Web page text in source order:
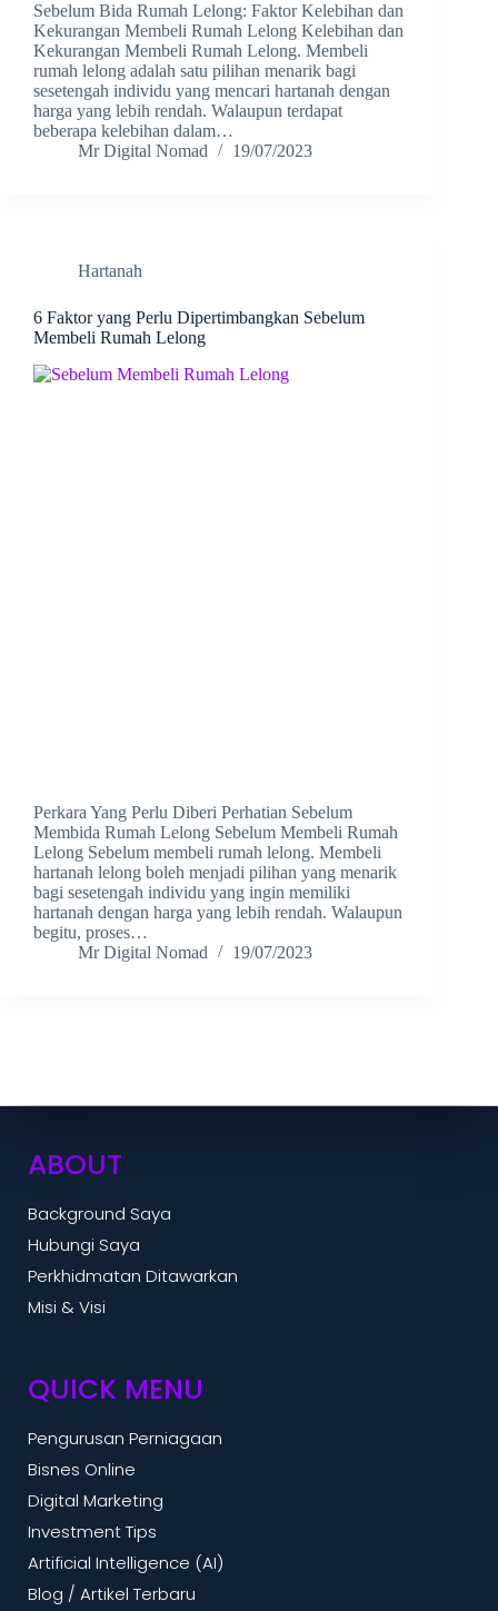
Sebelum Bida Rumah Lelong: Faktor Kelebihan dan
Kekurangan Membeli Rumah Lelong Kelebihan dan
Kekurangan Membeli Rumah Lelong. Membeli
rumah lelong adalah satu pilihan menarik bagi
sesetengah individu yang mencari hartanah dengan
harga yang lebih rendah. Walaupun terdapat
beberapa kelebihan dalam…
Mr Digital Nomad
19/07/2023
Hartanah
6 Faktor yang Perlu Dipertimbangkan Sebelum
Membeli Rumah Lelong
Perkara Yang Perlu Diberi Perhatian Sebelum
Membida Rumah Lelong Sebelum Membeli Rumah
Lelong Sebelum membeli rumah lelong. Membeli
hartanah lelong boleh menjadi pilihan yang menarik
bagi sesetengah individu yang ingin memiliki
hartanah dengan harga yang lebih rendah. Walaupun
begitu, proses…
Mr Digital Nomad
19/07/2023
ABOUT
Background Saya
Hubungi Saya
Perkhidmatan Ditawarkan
Misi & Visi
QUICK MENU
Pengurusan Perniagaan
Bisnes Online
Digital Marketing
Investment Tips
Artificial Intelligence (AI)
Blog / Artikel Terbaru